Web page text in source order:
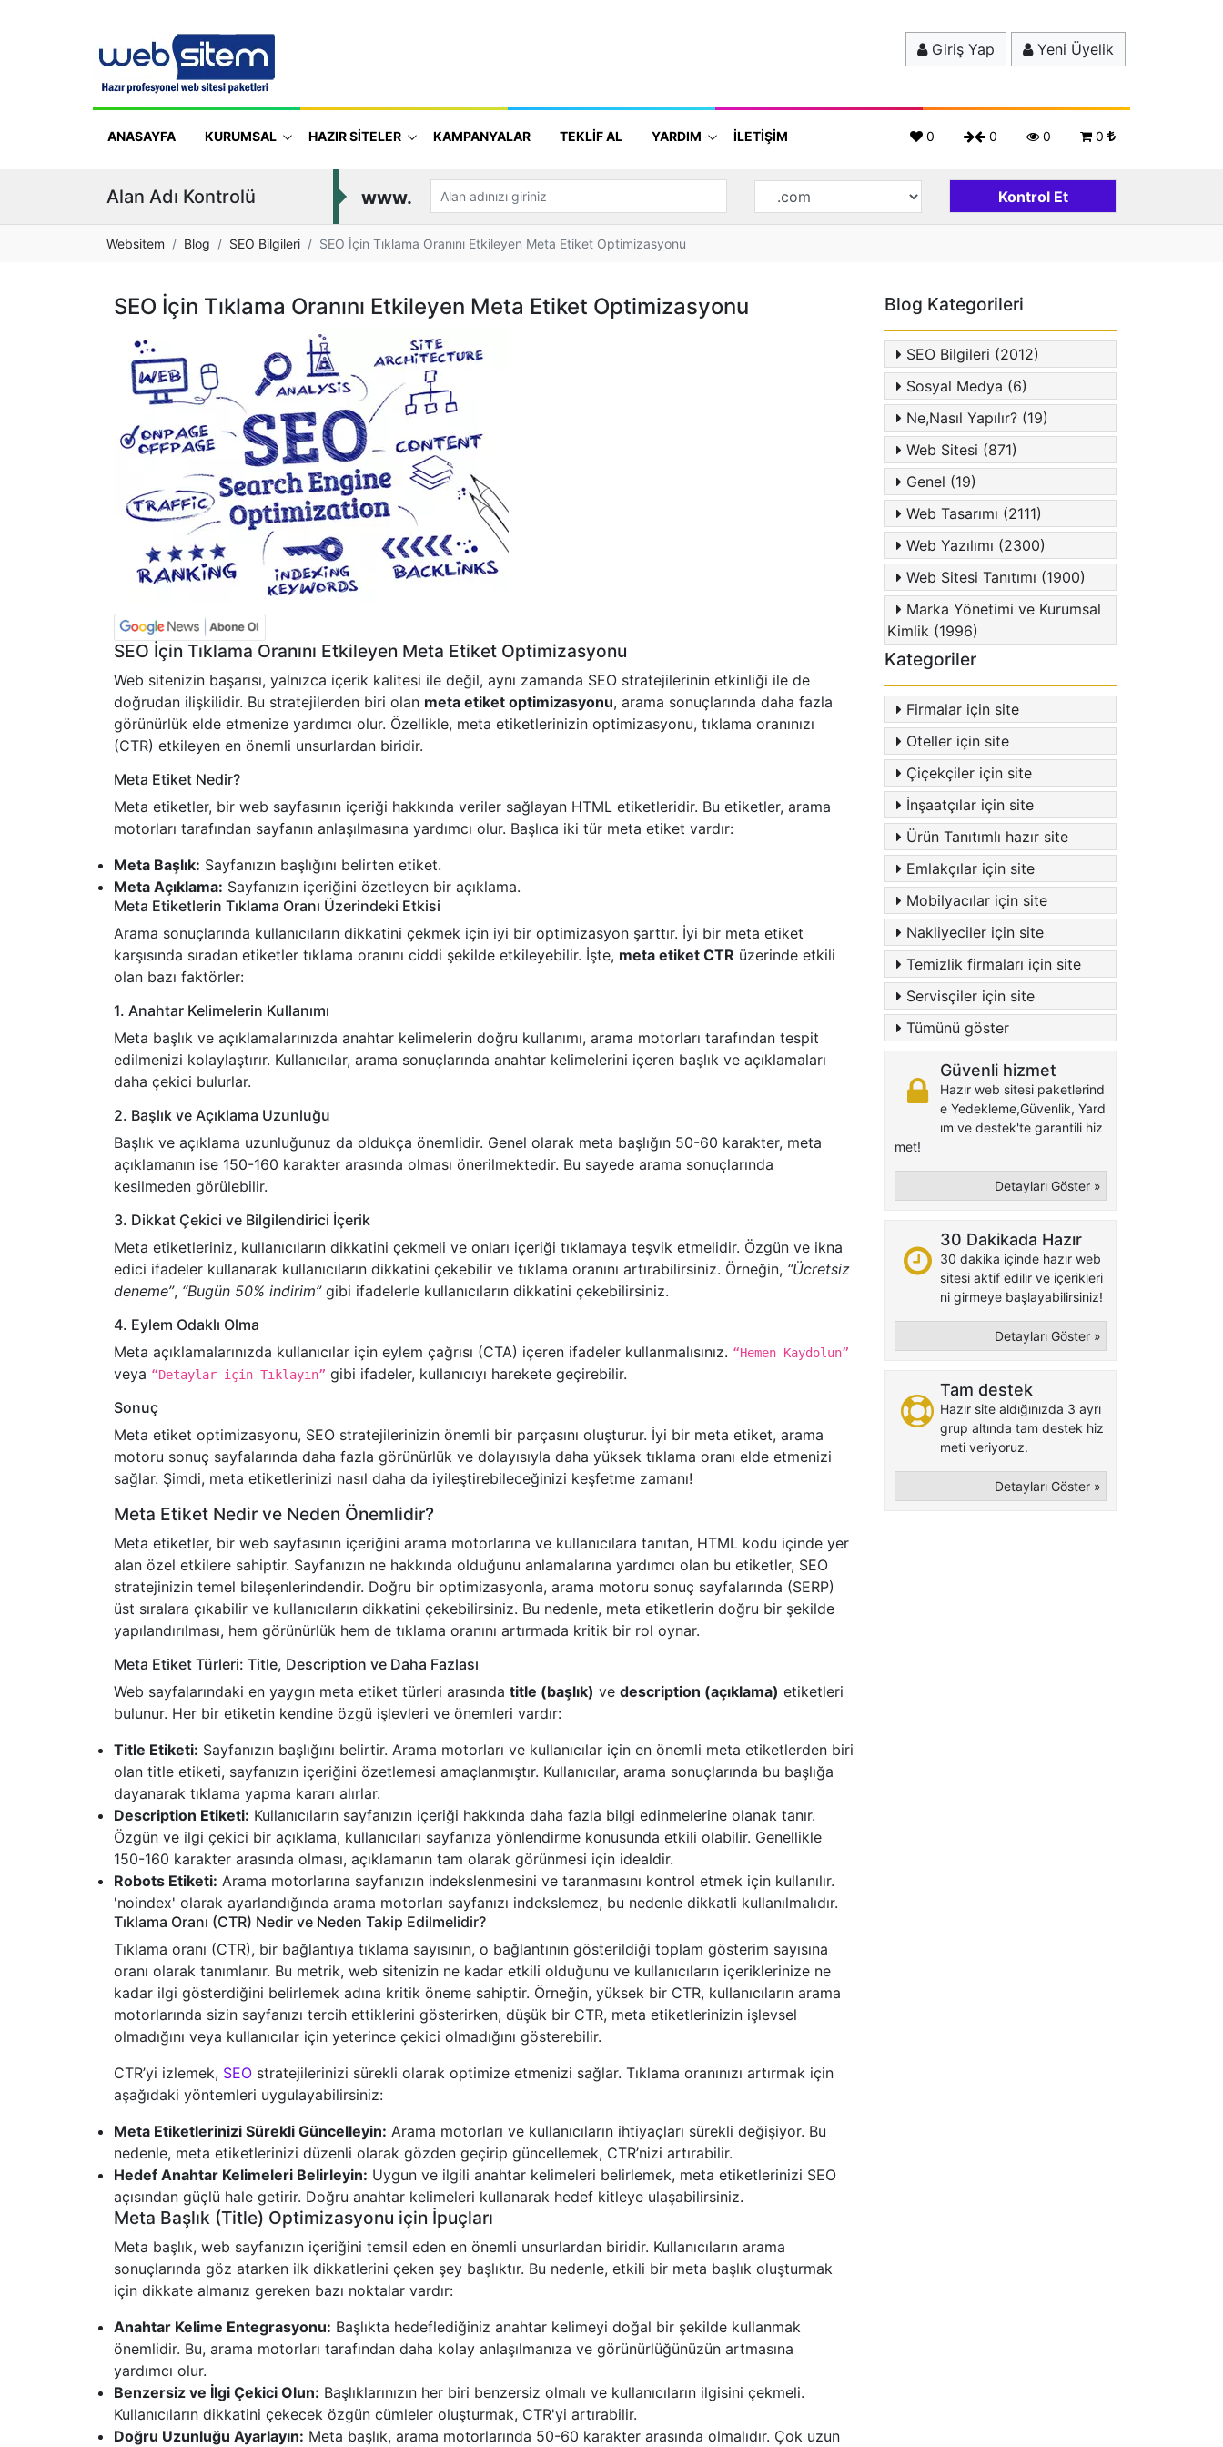
Giriş Yap Yeni Üyelik
0
0
0
0
ANASAYFA KURUMSAL HAZIR SİTELER KAMPANYALAR TEKLİF AL YARDIM İLETİŞİM
Alan Adı Kontrolü www.
Websitem Blog SEO Bilgileri SEO İçin Tıklama Oranını Etkileyen Meta Etiket Optimizasyonu
SEO İçin Tıklama Oranını Etkileyen Meta Etiket Optimizasyonu
SEO İçin Tıklama Oranını Etkileyen Meta Etiket Optimizasyonu
Web sitenizin başarısı, yalnızca içerik kalitesi ile değil, aynı zamanda SEO stratejilerinin etkinliği ile de
doğrudan ilişkilidir. Bu stratejilerden biri olan meta etiket optimizasyonu, arama sonuçlarında daha fazla
görünürlük elde etmenize yardımcı olur. Özellikle, meta etiketlerinizin optimizasyonu, tıklama oranınızı
(CTR) etkileyen en önemli unsurlardan biridir.
Meta Etiket Nedir?
Meta etiketler, bir web sayfasının içeriği hakkında veriler sağlayan HTML etiketleridir. Bu etiketler, arama
motorları tarafından sayfanın anlaşılmasına yardımcı olur. Başlıca iki tür meta etiket vardır:
Meta Başlık: Sayfanızın başlığını belirten etiket.
Meta Açıklama: Sayfanızın içeriğini özetleyen bir açıklama.
Meta Etiketlerin Tıklama Oranı Üzerindeki Etkisi
Arama sonuçlarında kullanıcıların dikkatini çekmek için iyi bir optimizasyon şarttır. İyi bir meta etiket
karşısında sıradan etiketler tıklama oranını ciddi şekilde etkileyebilir. İşte, meta etiket CTR üzerinde etkili
olan bazı faktörler:
1. Anahtar Kelimelerin Kullanımı
Meta başlık ve açıklamalarınızda anahtar kelimelerin doğru kullanımı, arama motorları tarafından tespit
edilmenizi kolaylaştırır. Kullanıcılar, arama sonuçlarında anahtar kelimelerini içeren başlık ve açıklamaları
daha çekici bulurlar.
2. Başlık ve Açıklama Uzunluğu
Başlık ve açıklama uzunluğunuz da oldukça önemlidir. Genel olarak meta başlığın 50-60 karakter, meta
açıklamanın ise 150-160 karakter arasında olması önerilmektedir. Bu sayede arama sonuçlarında
kesilmeden görülebilir.
3. Dikkat Çekici ve Bilgilendirici İçerik
Meta etiketleriniz, kullanıcıların dikkatini çekmeli ve onları içeriği tıklamaya teşvik etmelidir. Özgün ve ikna
edici ifadeler kullanarak kullanıcıların dikkatini çekebilir ve tıklama oranını artırabilirsiniz. Örneğin, “Ücretsiz
deneme”, “Bugün 50% indirim”gibi ifadelerle kullanıcıların dikkatini çekebilirsiniz.
4. Eylem Odaklı Olma
Meta açıklamalarınızda kullanıcılar için eylem çağrısı (CTA) içeren ifadeler kullanmalısınız. “Hemen Kaydolun”
veya “Detaylar için Tıklayın” gibi ifadeler, kullanıcıyı harekete geçirebilir.
Sonuç
Meta etiket optimizasyonu, SEO stratejilerinizin önemli bir parçasını oluşturur. İyi bir meta etiket, arama
motoru sonuç sayfalarında daha fazla görünürlük ve dolayısıyla daha yüksek tıklama oranı elde etmenizi
sağlar. Şimdi, meta etiketlerinizi nasıl daha da iyileştirebileceğinizi keşfetme zamanı!
Meta Etiket Nedir ve Neden Önemlidir?
Meta etiketler, bir web sayfasının içeriğini arama motorlarına ve kullanıcılara tanıtan, HTML kodu içinde yer
alan özel etkilere sahiptir. Sayfanızın ne hakkında olduğunu anlamalarına yardımcı olan bu etiketler, SEO
stratejinizin temel bileşenlerindendir. Doğru bir optimizasyonla, arama motoru sonuç sayfalarında (SERP)
üst sıralara çıkabilir ve kullanıcıların dikkatini çekebilirsiniz. Bu nedenle, meta etiketlerin doğru bir şekilde
yapılandırılması, hem görünürlük hem de tıklama oranını artırmada kritik bir rol oynar.
Meta Etiket Türleri: Title, Description ve Daha Fazlası
Web sayfalarındaki en yaygın meta etiket türleri arasında title (başlık) ve description (açıklama) etiketleri
bulunur. Her bir etiketin kendine özgü işlevleri ve önemleri vardır:
Title Etiketi: Sayfanızın başlığını belirtir. Arama motorları ve kullanıcılar için en önemli meta etiketlerden biri
olan title etiketi, sayfanızın içeriğini özetlemesi amaçlanmıştır. Kullanıcılar, arama sonuçlarında bu başlığa
dayanarak tıklama yapma kararı alırlar.
Description Etiketi: Kullanıcıların sayfanızın içeriği hakkında daha fazla bilgi edinmelerine olanak tanır.
Özgün ve ilgi çekici bir açıklama, kullanıcıları sayfanıza yönlendirme konusunda etkili olabilir. Genellikle
150-160 karakter arasında olması, açıklamanın tam olarak görünmesi için idealdir.
Robots Etiketi: Arama motorlarına sayfanızın indekslenmesini ve taranmasını kontrol etmek için kullanılır.
'noindex' olarak ayarlandığında arama motorları sayfanızı indekslemez, bu nedenle dikkatli kullanılmalıdır.
Tıklama Oranı (CTR) Nedir ve Neden Takip Edilmelidir?
Tıklama oranı (CTR), bir bağlantıya tıklama sayısının, o bağlantının gösterildiği toplam gösterim sayısına
oranı olarak tanımlanır. Bu metrik, web sitenizin ne kadar etkili olduğunu ve kullanıcıların içeriklerinize ne
kadar ilgi gösterdiğini belirlemek adına kritik öneme sahiptir. Örneğin, yüksek bir CTR, kullanıcıların arama
motorlarında sizin sayfanızı tercih ettiklerini gösterirken, düşük bir CTR, meta etiketlerinizin işlevsel
olmadığını veya kullanıcılar için yeterince çekici olmadığını gösterebilir.
CTR’yi izlemek, SEO stratejilerinizi sürekli olarak optimize etmenizi sağlar. Tıklama oranınızı artırmak için
aşağıdaki yöntemleri uygulayabilirsiniz:
Meta Etiketlerinizi Sürekli Güncelleyin: Arama motorları ve kullanıcıların ihtiyaçları sürekli değişiyor. Bu
nedenle, meta etiketlerinizi düzenli olarak gözden geçirip güncellemek, CTR’nizi artırabilir.
Hedef Anahtar Kelimeleri Belirleyin: Uygun ve ilgili anahtar kelimeleri belirlemek, meta etiketlerinizi SEO
açısından güçlü hale getirir. Doğru anahtar kelimeleri kullanarak hedef kitleye ulaşabilirsiniz.
Meta Başlık (Title) Optimizasyonu için İpuçları
Meta başlık, web sayfanızın içeriğini temsil eden en önemli unsurlardan biridir. Kullanıcıların arama
sonuçlarında göz atarken ilk dikkatlerini çeken şey başlıktır. Bu nedenle, etkili bir meta başlık oluşturmak
için dikkate almanız gereken bazı noktalar vardır:
Anahtar Kelime Entegrasyonu: Başlıkta hedeflediğiniz anahtar kelimeyi doğal bir şekilde kullanmak
önemlidir. Bu, arama motorları tarafından daha kolay anlaşılmanıza ve görünürlüğünüzün artmasına
yardımcı olur.
Benzersiz ve İlgi Çekici Olun: Başlıklarınızın her biri benzersiz olmalı ve kullanıcıların ilgisini çekmeli.
Kullanıcıların dikkatini çekecek özgün cümleler oluşturmak, CTR'yi artırabilir.
Doğru Uzunluğu Ayarlayın: Meta başlık, arama motorlarında 50-60 karakter arasında olmalıdır. Çok uzun
Blog Kategorileri
SEO Bilgileri (2012)
Sosyal Medya (6)
Ne,Nasıl Yapılır? (19)
Web Sitesi (871)
Genel (19)
Web Tasarımı (2111)
Web Yazılımı (2300)
Web Sitesi Tanıtımı (1900)
Marka Yönetimi ve Kurumsal
Kimlik (1996)
Kategoriler
Firmalar için site
Oteller için site
Çiçekçiler için site
İnşaatçılar için site
Ürün Tanıtımlı hazır site
Emlakçılar için site
Mobilyacılar için site
Nakliyeciler için site
Temizlik firmaları için site
Servisçiler için site
Tümünü göster
Güvenli hizmet
Hazır web sitesi paketlerind
e Yedekleme,Güvenlik, Yard
ım ve destek'te garantili hiz
met!
Detayları Göster »
30 Dakikada Hazır
30 dakika içinde hazır web
sitesi aktif edilir ve içerikleri
ni girmeye başlayabilirsiniz!
Detayları Göster »
Tam destek
Hazır site aldığınızda 3 ayrı
grup altında tam destek hiz
meti veriyoruz.
Detayları Göster »